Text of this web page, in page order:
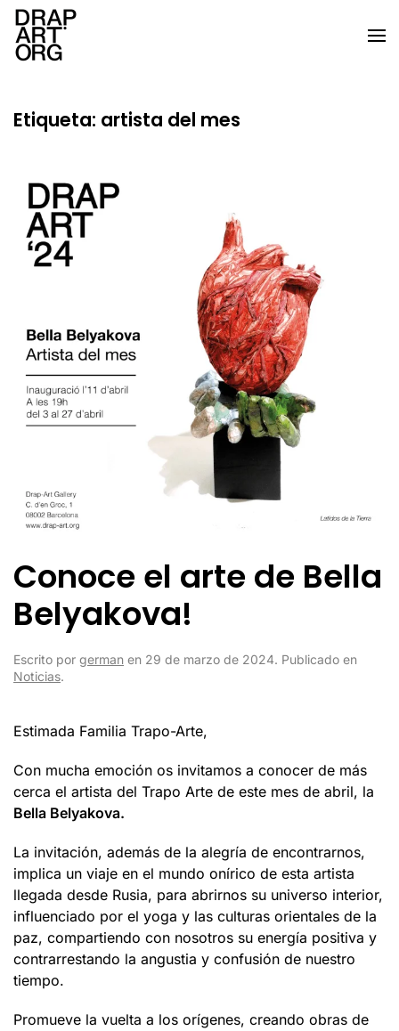
Ir al contenido principal
Etiqueta: artista del mes
Conoce el arte de Bella
Belyakova!
Escrito por german en 29 de marzo de 2024. Publicado en
Noticias.
Estimada Familia Trapo-Arte,
Con mucha emoción os invitamos a conocer de más
cerca el artista del Trapo Arte de este mes de abril, la
Bella Belyakova.
La invitación, además de la alegría de encontrarnos,
implica un viaje en el mundo onírico de esta artista
llegada desde Rusia, para abrirnos su universo interior,
influenciado por el yoga y las culturas orientales de la
paz, compartiendo con nosotros su energía positiva y
contrarrestando la angustia y confusión de nuestro
tiempo.
Promueve la vuelta a los orígenes, creando obras de